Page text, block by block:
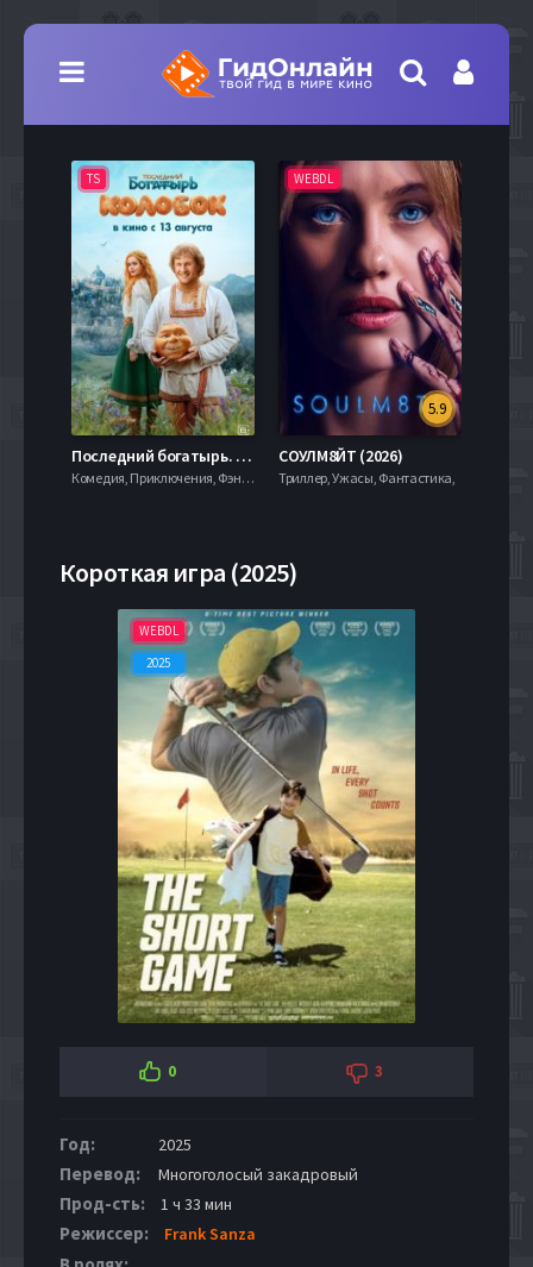
TS
Последний богатырь. Колобок (2026)
Комедия, Приключения, Фэнтези,
WEBDL
5.9
СОУЛМ8ЙТ (2026)
Триллер, Ужасы, Фантастика,
Короткая игра (2025)
WEBDL
2025
0 3
Год: 2025
Перевод: Многоголосый закадровый
Прод-сть: 1 ч 33 мин
Режиссер: Frank Sanza